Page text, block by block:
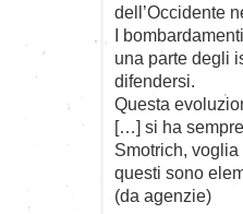
dell’Occidente
I
una parte degli
difendersi.
Questa
[…] si ha
Smotrich,
questi sono
(da agenzie)